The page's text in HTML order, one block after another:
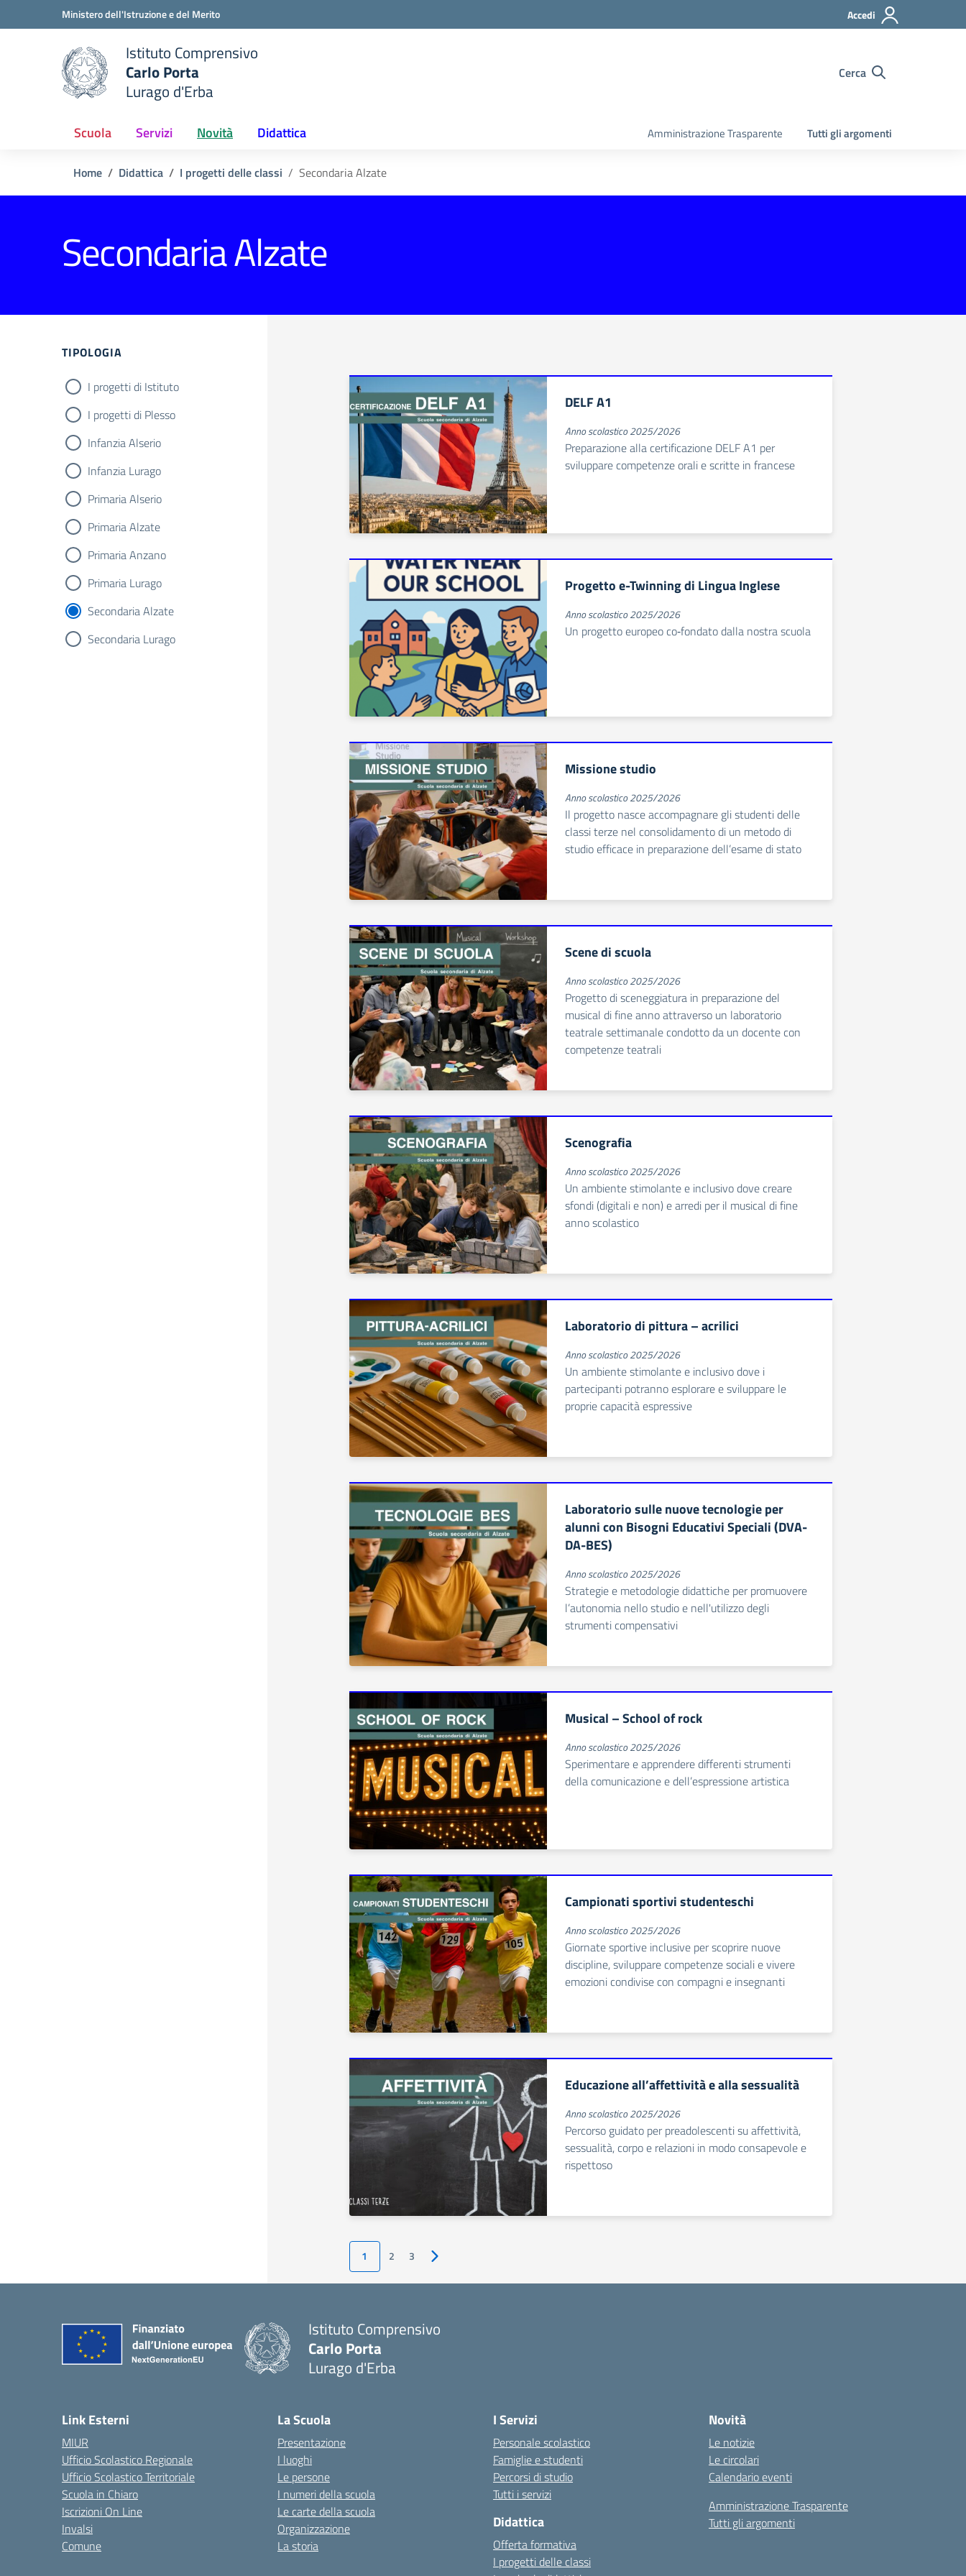
Vai ai contenuti
Vai al menu di navigazioneMinistero dell'Istruzione e del Merito Accedi
scuola
Istituto Comprensivo
Carlo Porta
Lurago d'Erba
Cerca
Scuola Servizi Novità Didattica Amministrazione Trasparente Tutti gli argomenti
Home Didattica I progetti delle classi Secondaria Alzate
Secondaria Alzate
Filtri
TIPOLOGIA
I progetti di Istituto
I progetti di Plesso
Infanzia Alserio
Infanzia Lurago
Primaria Alserio
Primaria Alzate
Primaria Anzano
Primaria Lurago
Secondaria Alzate
Secondaria Lurago
DELF A1
Anno scolastico 2025/2026
Preparazione alla certificazione DELF A1 per
sviluppare competenze orali e scritte in francese
Progetto e-Twinning di Lingua Inglese
Anno scolastico 2025/2026
Un progetto europeo co‑fondato dalla nostra scuola
Missione studio
Anno scolastico 2025/2026
Il progetto nasce accompagnare gli studenti delle
classi terze nel consolidamento di un metodo di
studio efficace in preparazione dell’esame di stato
Scene di scuola
Anno scolastico 2025/2026
Progetto di sceneggiatura in preparazione del
musical di fine anno attraverso un laboratorio
teatrale settimanale condotto da un docente con
competenze teatrali
Scenografia
Anno scolastico 2025/2026
Un ambiente stimolante e inclusivo dove creare
sfondi (digitali e non) e arredi per il musical di fine
anno scolastico
Laboratorio di pittura – acrilici
Anno scolastico 2025/2026
Un ambiente stimolante e inclusivo dove i
partecipanti potranno esplorare e sviluppare le
proprie capacità espressive
Laboratorio sulle nuove tecnologie per
alunni con Bisogni Educativi Speciali (DVA-
DA-BES)
Anno scolastico 2025/2026
Strategie e metodologie didattiche per promuovere
l’autonomia nello studio e nell'utilizzo degli
strumenti compensativi
Musical – School of rock
Anno scolastico 2025/2026
Sperimentare e apprendere differenti strumenti
della comunicazione e dell’espressione artistica
Campionati sportivi studenteschi
Anno scolastico 2025/2026
Giornate sportive inclusive per scoprire nuove
discipline, sviluppare competenze sociali e vivere
emozioni condivise con compagni e insegnanti
Educazione all’affettività e alla sessualità
Anno scolastico 2025/2026
Percorso guidato per preadolescenti su affettività,
sessualità, corpo e relazioni in modo consapevole e
rispettoso
1 2 3 Pagina successiva
Istituto Comprensivo
Carlo Porta
Lurago d'Erba
Link Esterni
MIUR
Ufficio Scolastico Regionale
Ufficio Scolastico Territoriale
Scuola in Chiaro
Iscrizioni On Line
Invalsi
Comune
La Scuola
Presentazione
I luoghi
Le persone
I numeri della scuola
Le carte della scuola
Organizzazione
La storia
I Servizi
Personale scolastico
Famiglie e studenti
Percorsi di studio
Tutti i servizi
Didattica
Offerta formativa
I progetti delle classi
Novità
Le notizie
Le circolari
Calendario eventi
Amministrazione Trasparente
Tutti gli argomenti